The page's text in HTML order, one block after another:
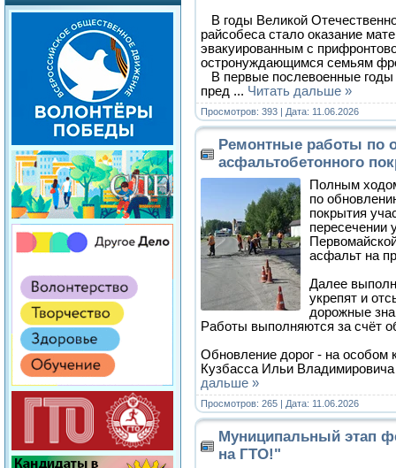
В годы Великой
райсобеса стало оказание
эвакуированным с
остронуждающимся семьям
В первые послевоенные годы
пред ... Читать дальше »
Просмотров: 393 | Дата: 11.06.2026
Ремонтные работы по
асфальтобетонного
Полным
по
покрытия
пересечении
асфальт на
Далее
укрепят и
дорожные
Работы выполняются за счёт
Обновление дорог - на особом
Кузбасса Ильи
дальше »
Просмотров: 265 | Дата: 11.06.2026
Муниципальный этап
на ГТО!"